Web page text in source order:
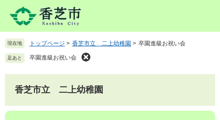
先
頭
す
を
飛
し
文
現在地 トップページ > 香芝市立 二上幼稚園 > 卒園進級お祝い会
足あと 卒園進級お祝い会
香芝市立 二上幼稚園
本